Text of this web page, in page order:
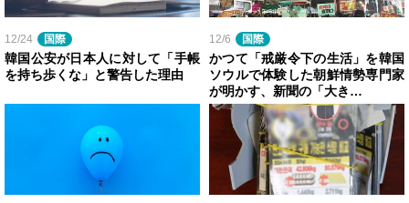
12/24 国際
韓国公安が日本人に対して「手帳
を持ち歩くな」と警告した理由
12/6 国際
かつて「戒厳令下の生活」を韓国
ソウルで体験した朝鮮情勢専門家
が明かす、新聞の「大き…